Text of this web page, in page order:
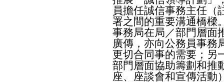
員擔任誠信事務主任（
署之間的重要溝通橋樑
事務局在局／部門層面
廣傳，亦向公務員事務
更切合同事的需要；另
部門層面協助籌劃和推
座、座談會和宣傳活動